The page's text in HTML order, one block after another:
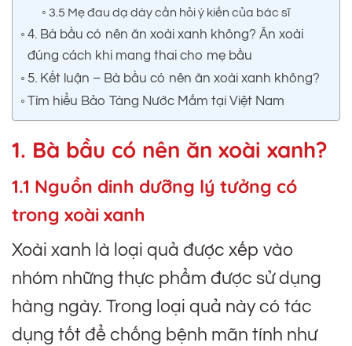
3.5 Mẹ đau dạ dày cần hỏi ý kiến của bác sĩ
4. Bà bầu có nên ăn xoài xanh không? Ăn xoài
đúng cách khi mang thai cho mẹ bầu
5. Kết luận – Bà bầu có nên ăn xoài xanh không?
Tìm hiểu Bảo Tàng Nước Mắm tại Việt Nam
1. Bà bầu có nên ăn xoài xanh?
1.1 Nguồn dinh dưỡng lý tưởng có
trong xoài xanh
Xoài xanh là loại quả được xếp vào
nhóm những thực phẩm được sử dụng
hàng ngày. Trong loại quả này có tác
dụng tốt để chống bệnh mãn tính như